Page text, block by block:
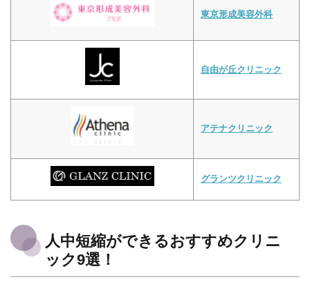
東京形成美容外科
自由が丘クリニック
アテナクリニック
グランツクリニック
人中短縮ができるおすすめクリニ
ック9選！